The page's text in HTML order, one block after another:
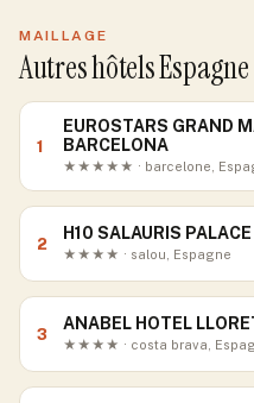
MAILLAGE
Autres hôtels Espagne
1
EUROSTARS GRAND
BARCELONA
★★★★★ · barcelone,
2
H10 SALAURIS
★★★★ · salou, Espagne
3
ANABEL HOTEL
★★★★ · costa brava,